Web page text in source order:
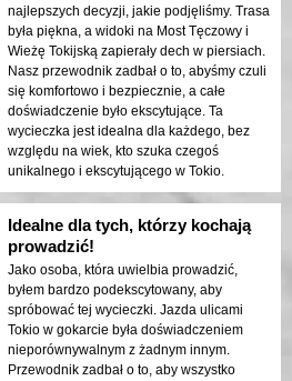
najlepszych decyzji, jakie podjęliśmy. Trasa
była piękna, a widoki na Most Tęczowy i
Wieżę Tokijską zapierały dech w piersiach.
Nasz przewodnik zadbał o to, abyśmy czuli
się komfortowo i bezpiecznie, a całe
doświadczenie było ekscytujące. Ta
wycieczka jest idealna dla każdego, bez
względu na wiek, kto szuka czegoś
unikalnego i ekscytującego w Tokio.
Idealne dla tych, którzy kochają
prowadzić!
Jako osoba, która uwielbia prowadzić,
byłem bardzo podekscytowany, aby
spróbować tej wycieczki. Jazda ulicami
Tokio w gokarcie była doświadczeniem
nieporównywalnym z żadnym innym.
Przewodnik zadbał o to, aby wszystko